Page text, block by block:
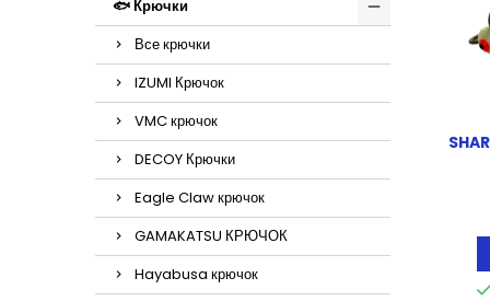
🐟 Крючки
Все крючки
IZUMI Крючок
VMC крючок
DECOY Крючки
Eagle Claw крючок
GAMAKATSU КРЮЧОК
Hayabusa крючок